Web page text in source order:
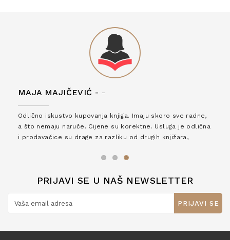
MAJA MAJIČEVIĆ - -
Odlično iskustvo kupovanja knjiga. Imaju skoro sve radne,
a što nemaju naruče. Cijene su korektne. Usluga je odlična
i prodavačice su drage za razliku od drugih knjižara,
PRIJAVI SE U NAŠ NEWSLETTER
PRIJAVI SE